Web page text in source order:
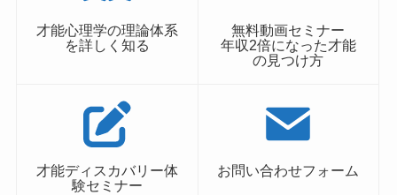
才能心理学の理論体系
を詳しく知る
無料動画セミナー
年収2倍になった才能
の見つけ方
才能ディスカバリー体
験セミナー
お問い合わせフォーム